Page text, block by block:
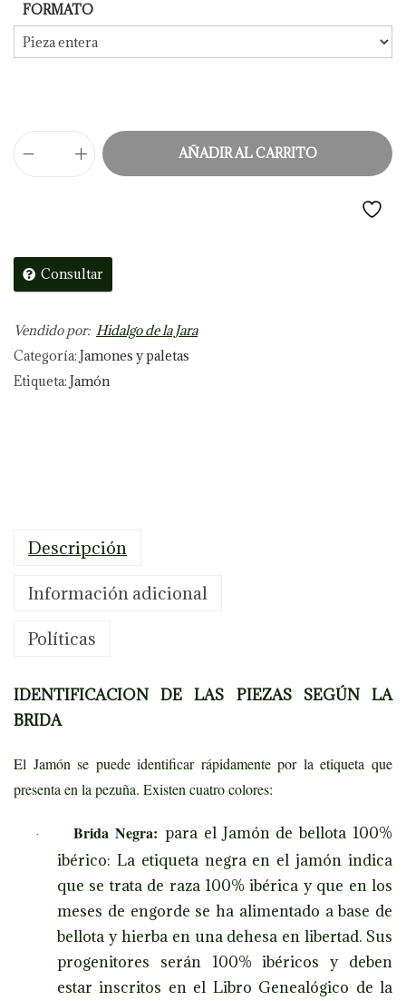
FORMATO
J
n
d
b
e
l
0
%
b
r
i
o
(
AÑADIR AL CARRITO
Consultar
Vendido por: Hidalgo de la Jara
Categoría: Jamones y paletas
Etiqueta: Jamón
Descripción
Información adicional
Políticas
IDENTIFICACION DE LAS PIEZAS SEGÚN LA
BRIDA
El Jamón se puede identificar rápidamente por la etiqueta que
presenta en la pezuña. Existen cuatro colores:
· Brida Negra: para el Jamón de bellota 100%
ibérico: La etiqueta negra en el jamón indica
que se trata de raza 100% ibérica y que en los
meses de engorde se ha alimentado a base de
bellota y hierba en una dehesa en libertad. Sus
progenitores serán 100% ibéricos y deben
estar inscritos en el Libro Genealógico de la